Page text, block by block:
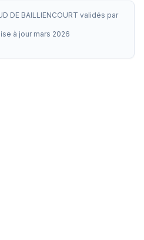
DE BAILLIENCOURT validés par
à jour mars 2026